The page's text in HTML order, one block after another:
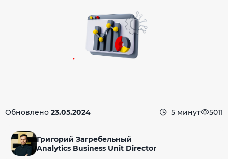
Обновлено 23.05.2024 5 минут 5011
Григорий Загребельный
Analytics Business Unit Director